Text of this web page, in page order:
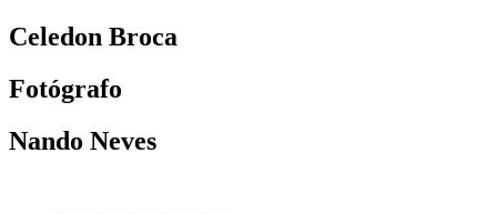
Celedon Broca
Fotógrafo
Nando Neves